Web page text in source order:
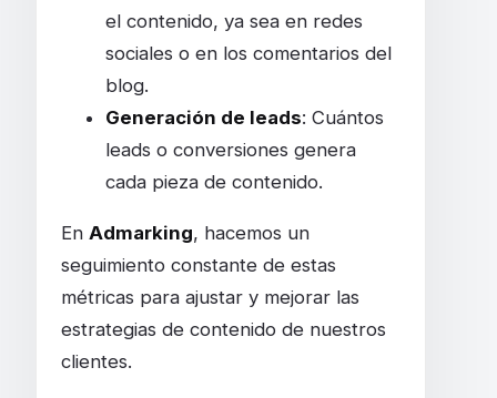
el contenido, ya sea en redes
sociales o en los comentarios del
blog.
Generación de leads: Cuántos
leads o conversiones genera
cada pieza de contenido.
En Admarking, hacemos un
seguimiento constante de estas
métricas para ajustar y mejorar las
estrategias de contenido de nuestros
clientes.